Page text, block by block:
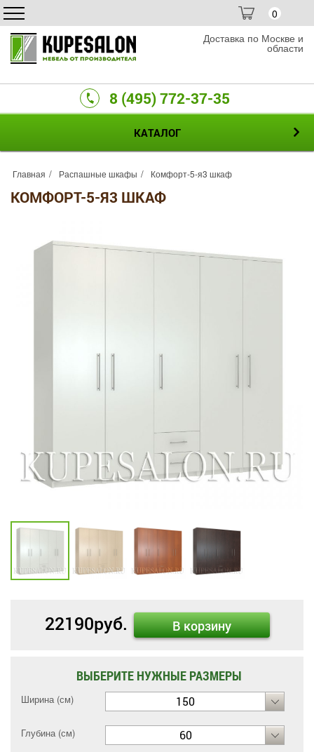
0
Доставка по Москве и
области
8 (495) 772-37-35
КАТАЛОГ
Главная Распашные шкафы Комфорт-5-я3 шкаф
КОМФОРТ-5-Я3 ШКАФ
22190руб. В корзину
ВЫБЕРИТЕ НУЖНЫЕ РАЗМЕРЫ
Ширина (см) 150
Глубина (см) 60